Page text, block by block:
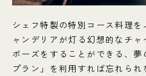
シェフ特製の特別コース料理
ャンデリアが灯る幻想的なチ
ポーズをすることができる、
プラン」を利用すれば忘れら